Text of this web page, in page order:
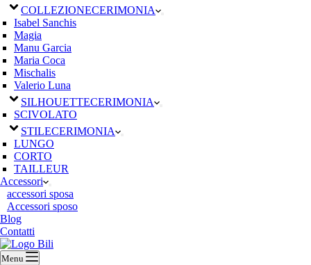
COLLEZIONECERIMONIA
Isabel Sanchis
Magia
Manu Garcia
Maria Coca
Mischalis
Valerio Luna
SILHOUETTECERIMONIA
SCIVOLATO
STILECERIMONIA
LUNGO
CORTO
TAILLEUR
Accessori
accessori sposa
Accessori sposo
Blog
Contatti
Menu